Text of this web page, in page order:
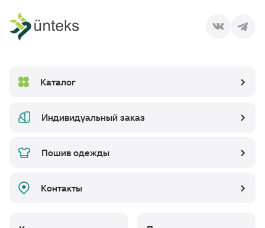
Каталог
Индивидуальный заказ
Пошив одежды
Контакты